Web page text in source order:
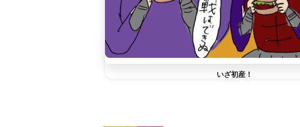
いざ初産！